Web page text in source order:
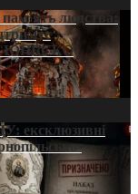
людства:
в ЮНЕСКО